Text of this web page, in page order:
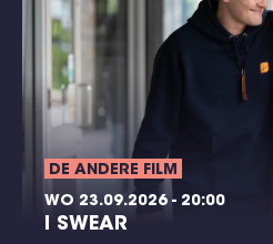
DE ANDERE FILM
WO 23.09.2026 - 20:00
I SWEAR